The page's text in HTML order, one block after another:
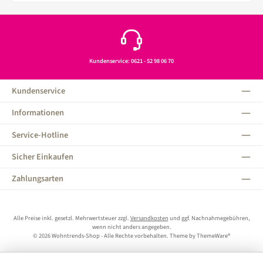
Kundenservice: 0621 - 52 98 06 70
Kundenservice
Informationen
Service-Hotline
Sicher Einkaufen
Zahlungsarten
Alle Preise inkl. gesetzl. Mehrwertsteuer zzgl. Versandkosten und ggf. Nachnahmegebühren,
wenn nicht anders angegeben.
© 2026 Wohntrends-Shop - Alle Rechte vorbehalten. Theme byThemeWare®